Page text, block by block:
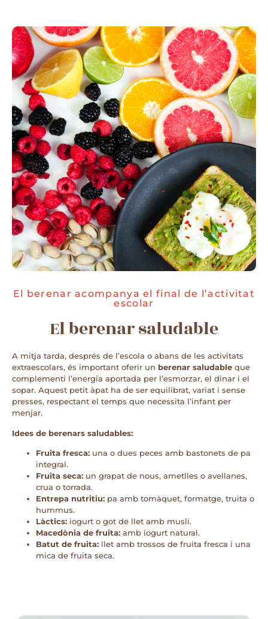
El berenar acompanya el final de l’activitat
escolar
El berenar saludable
A mitja tarda, després de l’escola o abans de les activitats
extraescolars, és important oferir un berenar saludable que
complementi l’energia aportada per l’esmorzar, el dinar i el
sopar. Aquest petit àpat ha de ser equilibrat, variat i sense
presses, respectant el temps que necessita l’infant per
menjar.
Idees de berenars saludables:
Fruita fresca: una o dues peces amb bastonets de pa
integral.
Fruita seca: un grapat de nous, ametlles o avellanes,
crua o torrada.
Entrepa nutritiu: pa amb tomàquet, formatge, truita o
hummus.
Làctics: iogurt o got de llet amb musli.
Macedònia de fruita: amb iogurt natural.
Batut de fruita: llet amb trossos de fruita fresca i una
mica de fruita seca.